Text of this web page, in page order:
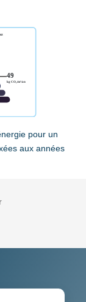
pour un
aux années